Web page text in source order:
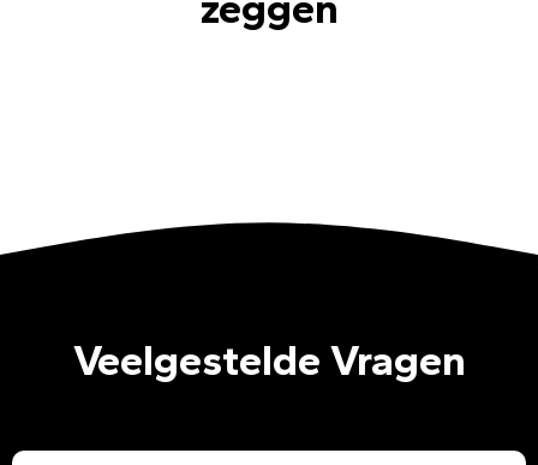
Veelgestelde Vragen